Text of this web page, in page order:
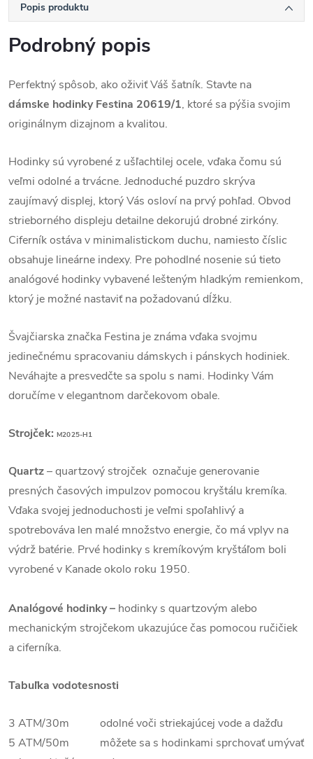
Popis produktu
Podrobný popis
Perfektný spôsob, ako oživiť Váš šatník. Stavte na
dámske hodinky Festina 20619/1, ktoré sa pýšia svojim
originálnym dizajnom a kvalitou.
Hodinky sú vyrobené z ušľachtilej ocele, vďaka čomu sú
veľmi odolné a trvácne. Jednoduché puzdro skrýva
zaujímavý displej, ktorý Vás osloví na prvý pohľad. Obvod
strieborného displeju detailne dekorujú drobné zirkóny.
Ciferník ostáva v minimalistickom duchu, namiesto číslic
obsahuje lineárne indexy. Pre pohodlné nosenie sú tieto
analógové hodinky vybavené lešteným hladkým remienkom,
ktorý je možné nastaviť na požadovanú dĺžku.
Švajčiarska značka Festina je známa vďaka svojmu
jedinečnému spracovaniu dámskych i pánskych hodiniek.
Neváhajte a presvedčte sa spolu s nami. Hodinky Vám
doručíme v elegantnom darčekovom obale.
Strojček: M2025-H1
Quartz– quartzový strojček označuje generovanie
presných časových impulzov pomocou kryštálu kremíka.
Vďaka svojej jednoduchosti je veľmi spoľahlivý a
spotrebováva len malé množstvo energie, čo má vplyv na
výdrž batérie. Prvé hodinky s kremíkovým kryštáľom boli
vyrobené v Kanade okolo roku 1950.
Analógové hodinky – hodinky s quartzovým alebo
mechanickým strojčekom ukazujúce čas pomocou ručičiek
a ciferníka.
Tabuľka vodotesnosti
3 ATM/30m odolné voči striekajúcej vode a dažďu
5 ATM/50m môžete sa s hodinkami sprchovať umývať